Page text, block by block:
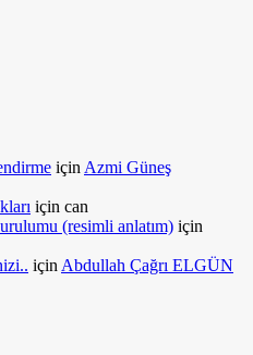
için Azmi Güneş
için can
(resimli anlatım) için
için Abdullah Çağrı ELGÜN